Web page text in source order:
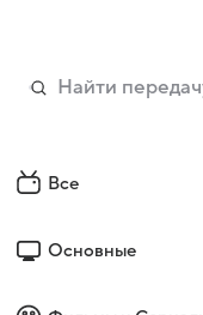
Все
Основные